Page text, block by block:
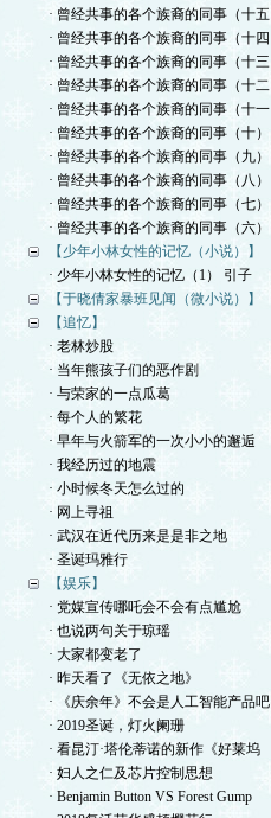
· 曾经共事的各个族裔的同事（十五
· 曾经共事的各个族裔的同事（十四
· 曾经共事的各个族裔的同事（十三
· 曾经共事的各个族裔的同事（十二
· 曾经共事的各个族裔的同事（十一
· 曾经共事的各个族裔的同事（十）
· 曾经共事的各个族裔的同事（九）
· 曾经共事的各个族裔的同事（八）
· 曾经共事的各个族裔的同事（七）
· 曾经共事的各个族裔的同事（六）
【少年小林女性的记忆（小说）】
· 少年小林女性的记忆（1） 引子
【于晓倩家暴班见闻（微小说）】
【追忆】
· 老林炒股
· 当年熊孩子们的恶作剧
· 与荣家的一点瓜葛
· 每个人的繁花
· 早年与火箭军的一次小小的邂逅
· 我经历过的地震
· 小时候冬天怎么过的
· 网上寻祖
· 武汉在近代历来是是非之地
· 圣诞玛雅行
【娱乐】
· 党媒宣传哪吒会不会有点尴尬
· 也说两句关于琼瑶
· 大家都变老了
· 昨天看了《无依之地》
· 《庆余年》不会是人工智能产品吧
· 2019圣诞，灯火阑珊
· 看昆汀·塔伦蒂诺的新作《好莱坞
· 妇人之仁及芯片控制思想
· Benjamin Button VS Forest Gump